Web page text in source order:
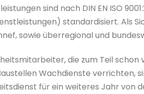
sind nach DIN EN ISO
standardisiert. Als
sowie überregional und
die zum Teil
Wachdienste verrichten,
für ein weiteres Jahr von